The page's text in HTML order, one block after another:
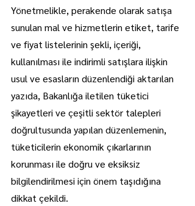
Yönetmelikle, perakende olarak satışa
sunulan mal ve hizmetlerin etiket, tarife
ve fiyat listelerinin şekli, içeriği,
kullanılması ile indirimli satışlara ilişkin
usul ve esasların düzenlendiği aktarılan
yazıda, Bakanlığa iletilen tüketici
şikayetleri ve çeşitli sektör talepleri
doğrultusunda yapılan düzenlemenin,
tüketicilerin ekonomik çıkarlarının
korunması ile doğru ve eksiksiz
bilgilendirilmesi için önem taşıdığına
dikkat çekildi.